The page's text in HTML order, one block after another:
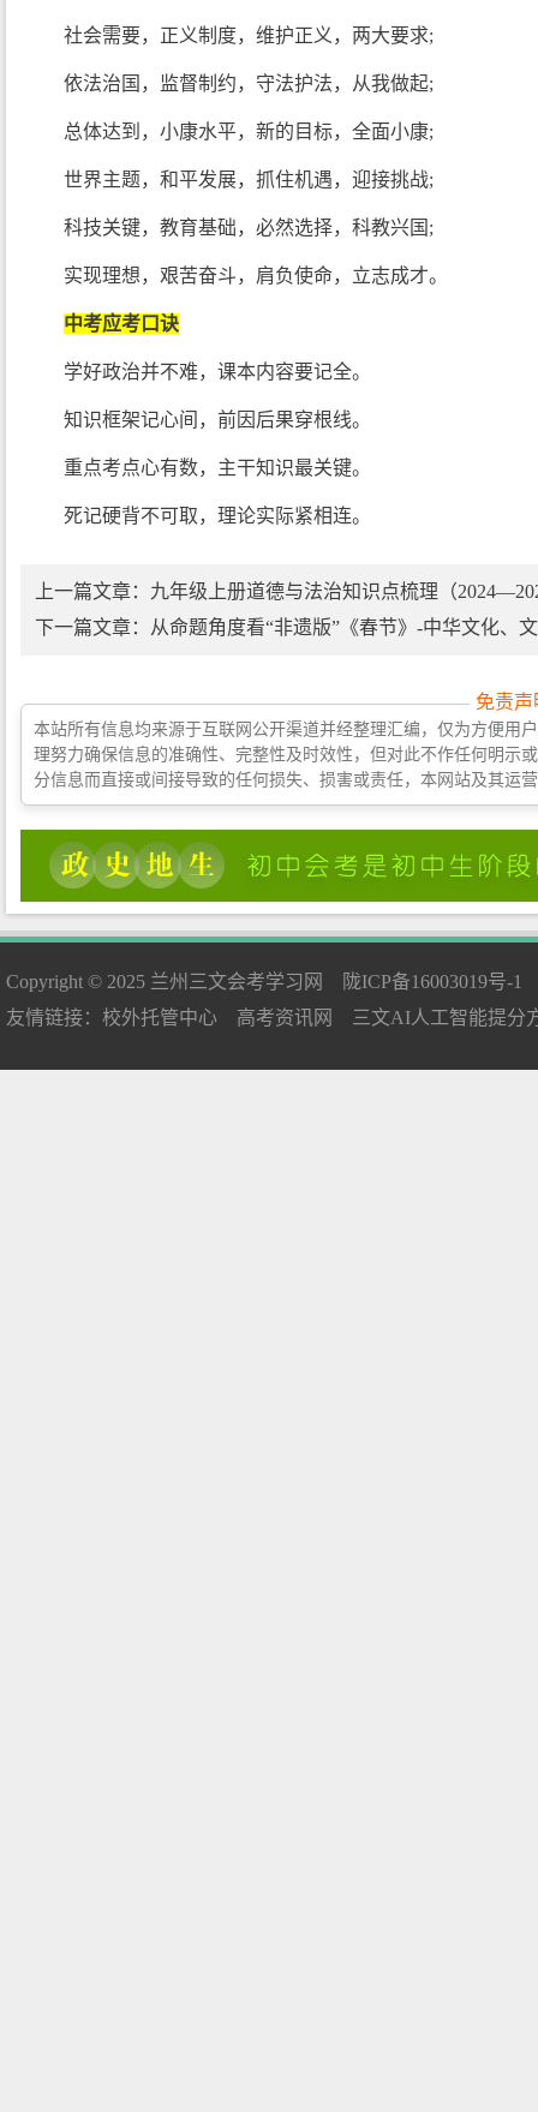
社会需要，正义制度，维护正义，两大要求;
依法治国，监督制约，守法护法，从我做起;
总体达到，小康水平，新的目标，全面小康;
世界主题，和平发展，抓住机遇，迎接挑战;
科技关键，教育基础，必然选择，科教兴国;
实现理想，艰苦奋斗，肩负使命，立志成才。
中考应考口诀
学好政治并不难，课本内容要记全。
知识框架记心间，前因后果穿根线。
重点考点心有数，主干知识最关键。
死记硬背不可取，理论实际紧相连。
上一篇文章： 九年级上册道德与法治知识点梳理（
下一篇文章：
从命题角度看“非遗版”《春节》-中华文化、
免责声
本站所有信息均来源于互联网公开渠道并经整理汇编，仅为方便用
理努力确保信息的准确性、完整性及时效性，但对此不作任何明示
分信息而直接或间接导致的任何损失、损害或责任，本网站及其运
Copyright © 2025 兰州三文会考学习网
陇ICP备16003019号-1
友情链接： 校外托管中心 高考资讯网 三文AI人工智能提分